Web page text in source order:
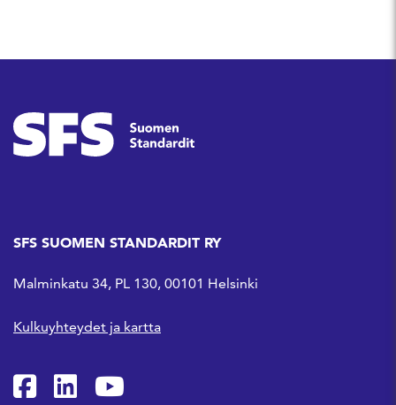
SFS SUOMEN STANDARDIT RY
Malminkatu 34, PL 130, 00101 Helsinki
Kulkuyhteydet ja kartta
SFS Facebookissa
SFS Linkedinissä
SFS Youtubessa